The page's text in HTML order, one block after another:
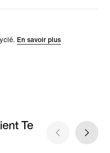
En savoir plus
Te